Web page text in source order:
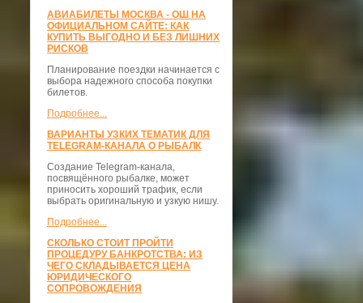
АВИАБИЛЕТЫ МОСКВА - ОШ НА
ОФИЦИАЛЬНОМ САЙТЕ: КАК
КУПИТЬ ВЫГОДНО И БЕЗ ЛИШНИХ
РИСКОВ
Планирование поездки начинается с
выбора надежного способа покупки
билетов.
Подробнее...
ВАРИАНТЫ УЗКИХ ТЕМАТИК ДЛЯ
TELEGRAM-КАНАЛА О РЫБАЛК
Создание Telegram-канала,
посвящённого рыбалке, может
приносить хороший трафик, если
выбрать оригинальную и узкую нишу.
Подробнее...
СКОЛЬКО СТОИТ ПРОЙТИ
ПРОЦЕДУРУ БАНКРОТСТВА: ИЗ
ЧЕГО СКЛАДЫВАЕТСЯ ЦЕНА
ЮРИДИЧЕСКОГО
СОПРОВОЖДЕНИЯ